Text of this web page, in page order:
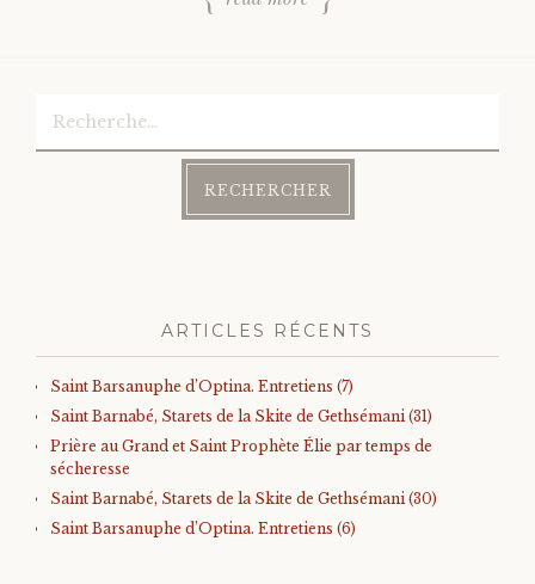
ARTICLES RÉCENTS
Saint Barsanuphe d’Optina. Entretiens (7)
Saint Barnabé, Starets de la Skite de Gethsémani (31)
Prière au Grand et Saint Prophète Élie par temps de
sécheresse
Saint Barnabé, Starets de la Skite de Gethsémani (30)
Saint Barsanuphe d’Optina. Entretiens (6)